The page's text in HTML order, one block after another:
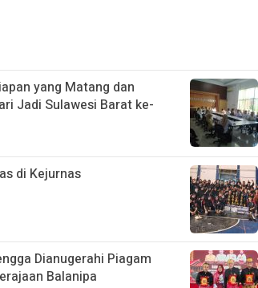
yang Matang dan
Jadi Sulawesi Barat ke-
di Kejurnas
Dianugerahi Piagam
Balanipa